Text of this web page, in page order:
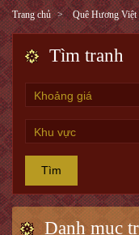
Trang chủ Quê Hương Việt
Tìm tranh
Tìm
Danh mục